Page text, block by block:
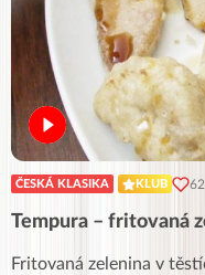
ČESKÁ KLASIKA KLUB 62
Tempura – fritovaná
Fritovaná zelenina v